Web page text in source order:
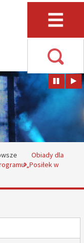
Menu
ROZMIAR
CZCIONKĘ
Obiady dla
„Posiłek w